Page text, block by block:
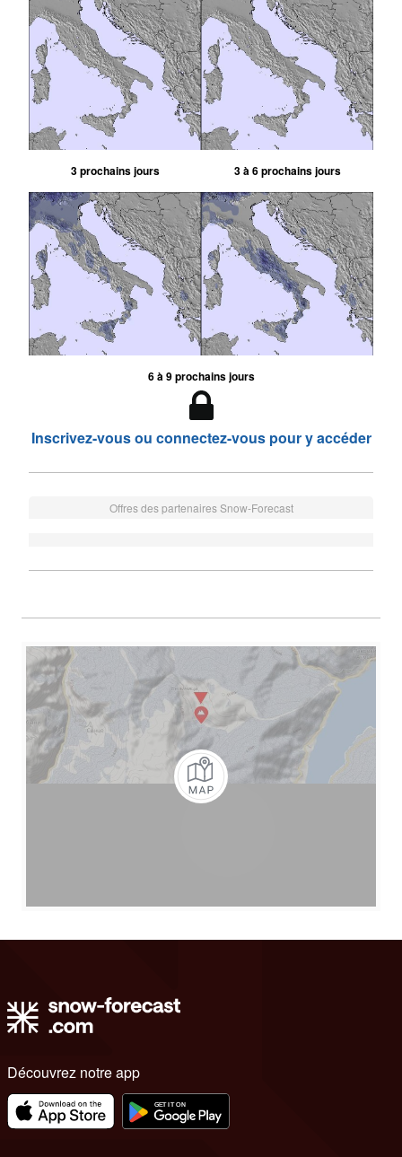
3 prochains jours 3 à 6 prochains jours
6 à 9 prochains jours
Inscrivez-vous ou connectez-vous pour y accéder
Offres des partenaires Snow-Forecast
Découvrez notre app